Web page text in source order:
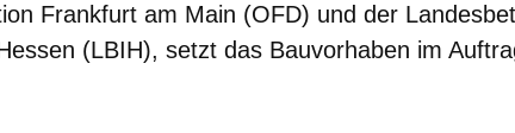
Frankfurt am Main (OFD) und der
(LBIH), setzt das Bauvorhaben im